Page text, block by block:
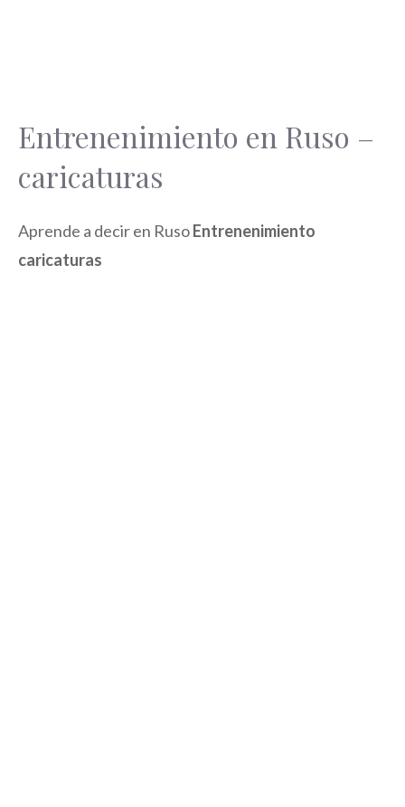
Entrenenimiento en Ruso –
caricaturas
Aprende a decir en RusoEntrenenimiento
caricaturas